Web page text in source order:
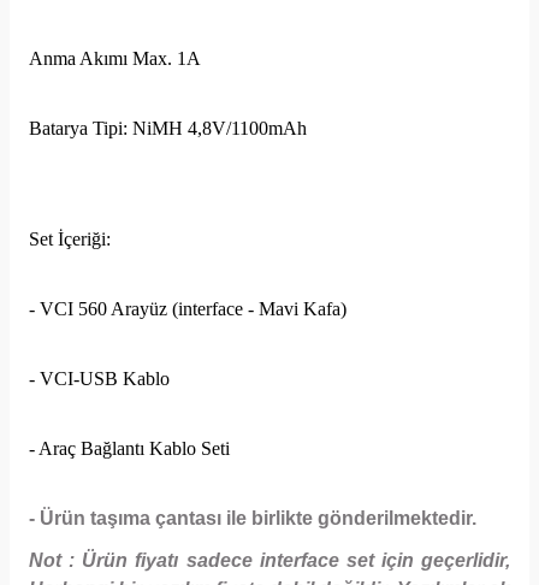
Anma Akımı Max. 1A
Batarya Tipi: NiMH 4,8V/1100mAh
Set İçeriği:
- VCI 560 Arayüz (interface - Mavi Kafa)
- VCI-USB Kablo
- Araç Bağlantı Kablo Seti
- Ürün taşıma çantası ile birlikte gönderilmektedir.
Not : Ürün fiyatı sadece interface set için geçerlidir,